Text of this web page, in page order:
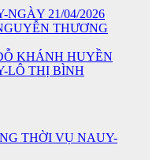
21/04/2026
THƯƠNG
KHÁNH HUYỀN
LÔ THỊ BÌNH
THỜI VỤ NAUY-